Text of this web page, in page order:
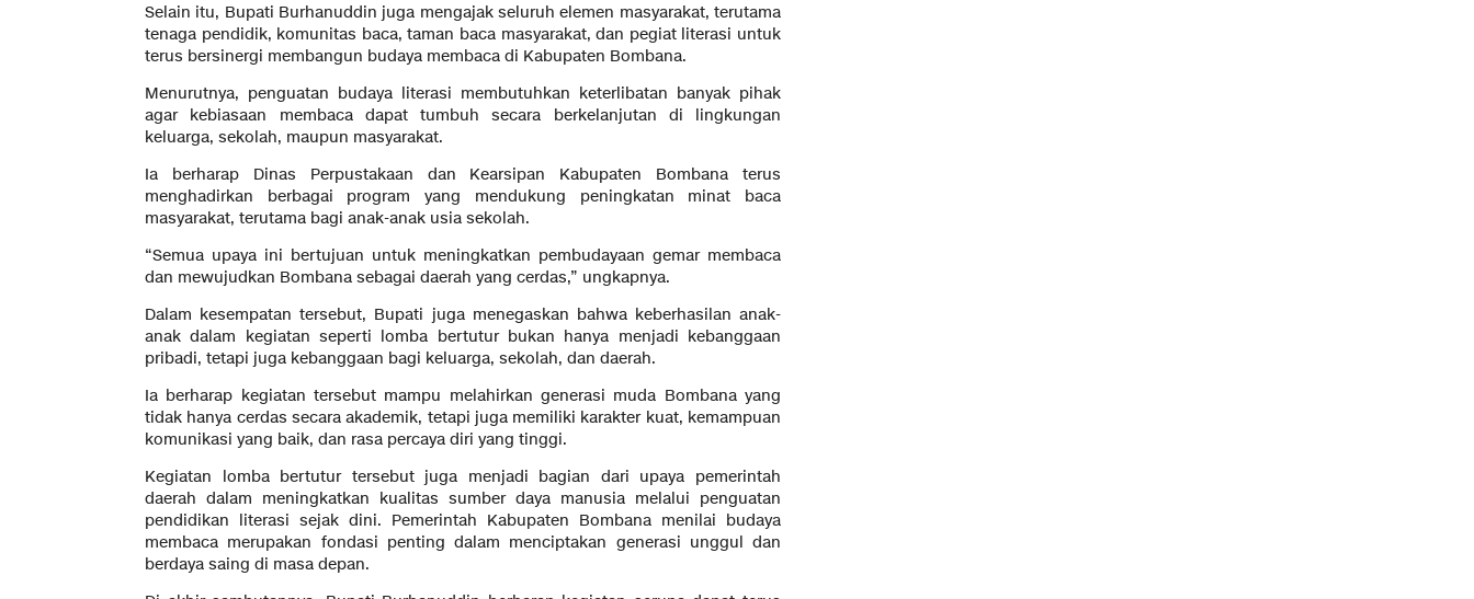
Selain itu, Bupati Burhanuddin juga mengajak seluruh elemen masyarakat, terutama
tenaga pendidik, komunitas baca, taman baca masyarakat, dan pegiat literasi untuk
terus bersinergi membangun budaya membaca di Kabupaten Bombana.
Menurutnya, penguatan budaya literasi membutuhkan keterlibatan banyak pihak
agar kebiasaan membaca dapat tumbuh secara berkelanjutan di lingkungan
keluarga, sekolah, maupun masyarakat.
Ia berharap Dinas Perpustakaan dan Kearsipan Kabupaten Bombana terus
menghadirkan berbagai program yang mendukung peningkatan minat baca
masyarakat, terutama bagi anak-anak usia sekolah.
“Semua upaya ini bertujuan untuk meningkatkan pembudayaan gemar membaca
dan mewujudkan Bombana sebagai daerah yang cerdas,” ungkapnya.
Dalam kesempatan tersebut, Bupati juga menegaskan bahwa keberhasilan anak-
anak dalam kegiatan seperti lomba bertutur bukan hanya menjadi kebanggaan
pribadi, tetapi juga kebanggaan bagi keluarga, sekolah, dan daerah.
Ia berharap kegiatan tersebut mampu melahirkan generasi muda Bombana yang
tidak hanya cerdas secara akademik, tetapi juga memiliki karakter kuat, kemampuan
komunikasi yang baik, dan rasa percaya diri yang tinggi.
Kegiatan lomba bertutur tersebut juga menjadi bagian dari upaya pemerintah
daerah dalam meningkatkan kualitas sumber daya manusia melalui penguatan
pendidikan literasi sejak dini. Pemerintah Kabupaten Bombana menilai budaya
membaca merupakan fondasi penting dalam menciptakan generasi unggul dan
berdaya saing di masa depan.